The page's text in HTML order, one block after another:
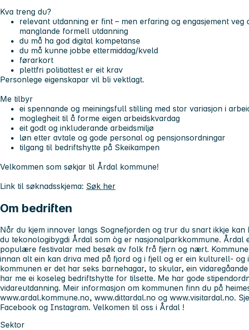
Kva treng du?
relevant utdanning er fint – men erfaring og engasjement veg
manglande formell utdanning
du må ha god digital kompetanse
du må kunne jobbe ettermiddag/kveld
førarkort
plettfri politiattest er eit krav
Personlege eigenskapar vil bli vektlagt.
Me tilbyr
ei spennande og meiningsfull stilling med stor variasjon i
moglegheit til å forme eigen arbeidskvardag
eit godt og inkluderande arbeidsmiljø
løn etter avtale og gode personal og pensjonsordningar
tilgang til bedriftshytte på Skeikampen
Velkommen som søkjar til Årdal kommune!
Link til søknadsskjema: Søk her
Om bedriften
Når du kjem innover langs Sognefjorden og trur du snart ikkje
du tekonologibygdi Årdal som òg er nasjonalparkkommune. Årdal
populære festivalar med besøk av folk frå fjern og nært.
innan alt ein kan driva med på fjord og i fjell og er ein kulturell- og
kommunen er det har seks barnehagar, to skular, ein
har me ei koseleg bedriftshytte for tilsette. Me har gode
vidareutdanning. Meir informasjon om kommunen finn du på
www.ardal.kommune.no, www.dittardal.no og www.visitardal.no.
Facebook og Instagram. Velkomen til oss i Årdal !
Sektor